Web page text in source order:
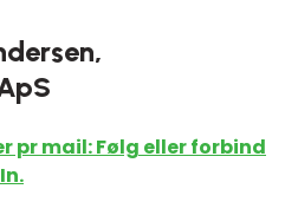
pr mail: Følg eller forbind